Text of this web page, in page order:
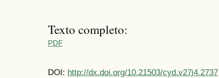
Texto completo:
PDF
DOI: http://dx.doi.org/10.21503/cyd.v27i4.2737